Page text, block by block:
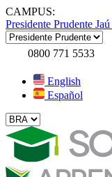
CAMPUS:
Presidente Prudente Jaú
0800 771 5533
English
Español